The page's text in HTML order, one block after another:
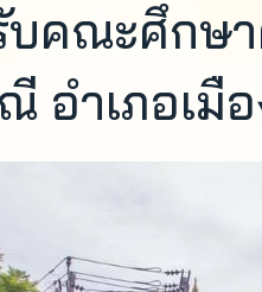
คณะศึกษา
อำเภอเมื